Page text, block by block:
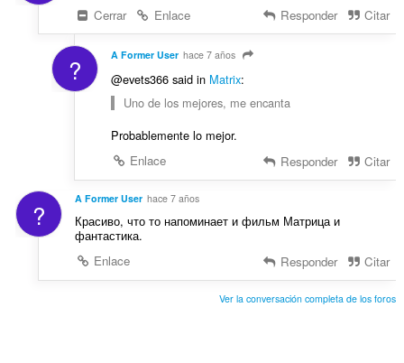
Cerrar
Enlace Responder Citar
? A Former User hace 7 años
@evets366 said in Matrix:
Uno de los mejores, me encanta
Probablemente lo mejor.
Enlace
Responder Citar
? A Former User hace 7 años
Красиво, что то напоминает и фильм Матрица и
фантастика.
Enlace
Responder Citar
Ver la conversación completa de los foros